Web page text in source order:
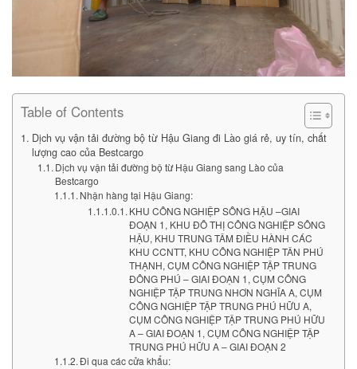
Table of Contents
Dịch vụ vận tải đường bộ từ Hậu Giang đi Lào giá rẻ, uy tín, chất
lượng cao của Bestcargo
Dịch vụ vận tải đường bộ từ Hậu Giang sang Lào của
Bestcargo
Nhận hàng tại Hậu Giang:
KHU CÔNG NGHIỆP SÔNG HẬU –GIAI
ĐOẠN 1, KHU ĐÔ THỊ CÔNG NGHIỆP SÔNG
HẬU, KHU TRUNG TÂM ĐIỀU HÀNH CÁC
KHU CCNTT, KHU CÔNG NGHIỆP TÂN PHÚ
THẠNH, CỤM CÔNG NGHIỆP TẬP TRUNG
ĐÔNG PHÚ – GIAI ĐOẠN 1, CỤM CÔNG
NGHIỆP TẬP TRUNG NHƠN NGHĨA A, CỤM
CÔNG NGHIỆP TẬP TRUNG PHÚ HỮU A,
CỤM CÔNG NGHIỆP TẬP TRUNG PHÚ HỮU
A – GIAI ĐOẠN 1, CỤM CÔNG NGHIỆP TẬP
TRUNG PHÚ HỮU A – GIAI ĐOẠN 2
Đi qua các cửa khẩu: